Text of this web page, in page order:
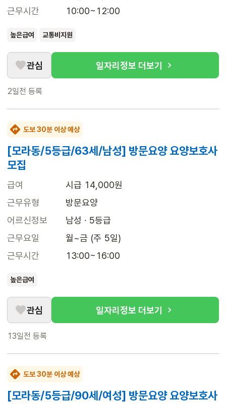
근무시간
10:00~12:00
높은급여 교통비지원
관심 일자리정보 더보기
2일전 등록
도보 30분 이상 예상
[모라동/5등급/63세/남성] 방문요양 요양보호사
모집
급여
시급 14,000원
근무유형
방문요양
어르신정보
남성 · 5등급
근무요일
월~금 (주 5일)
근무시간
13:00~16:00
높은급여
관심 일자리정보 더보기
13일전 등록
도보 30분 이상 예상
[모라동/5등급/90세/여성] 방문요양 요양보호사